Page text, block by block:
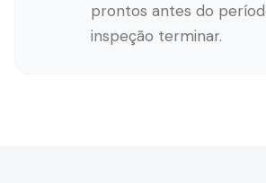
prontos antes do
inspeção terminar.